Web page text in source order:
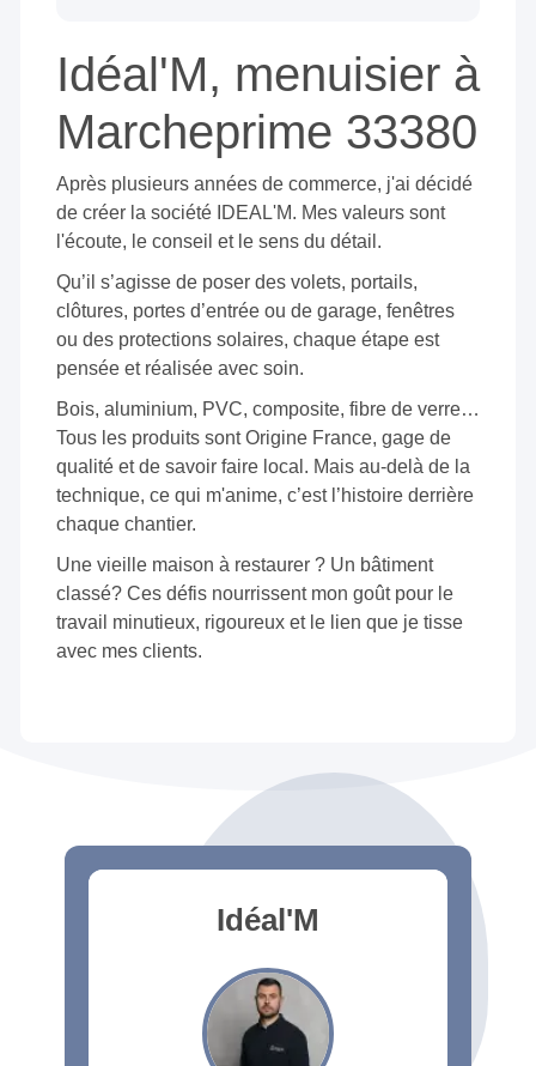
Idéal'M, menuisier à
Marcheprime 33380
Après plusieurs années de commerce, j'ai décidé
de créer la société IDEAL'M. Mes valeurs sont
l'écoute, le conseil et le sens du détail.
Qu’il s’agisse de poser des volets, portails,
clôtures, portes d’entrée ou de garage, fenêtres
ou des protections solaires, chaque étape est
pensée et réalisée avec soin.
Bois, aluminium, PVC, composite, fibre de verre…
Tous les produits sont Origine France, gage de
qualité et de savoir faire local. Mais au-delà de la
technique, ce qui m'anime, c’est l’histoire derrière
chaque chantier.
Une vieille maison à restaurer ? Un bâtiment
classé? Ces défis nourrissent mon goût pour le
travail minutieux, rigoureux et le lien que je tisse
avec mes clients.
Idéal'M